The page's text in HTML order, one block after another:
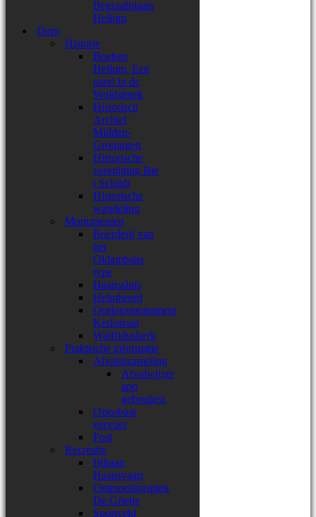
Begraafplaats
Hellum
Dorp
Historie
Boeken
Hellum, Een
parel in de
Woldstreek
Historisch
Archief
Midden-
Groningen
Historische
vereniging Bie
t Schildt
Historische
wandeling
Monumenten
Boerderij van
het
Oldambster
type
Haanssluis
Helmheerd
Oorlogsmonument
Kerkstraat
Walfriduskerk
Praktische informatie
Afvalinzameling
Afvalwijzer
app
gebruiken
Openbaar
vervoer
Post
Recreatie
Ijsbaan
Haansvaart
Ontmoetingsplek
De Grietje
Sportveld